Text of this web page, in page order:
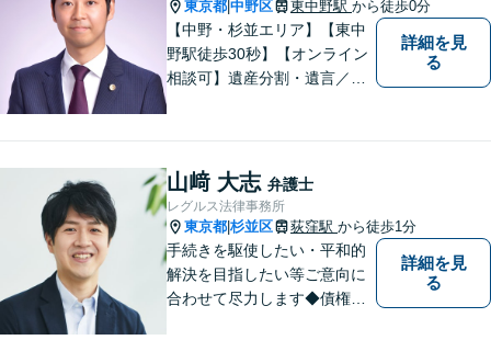
東京都 中野区 東中野駅 から徒歩0分
【中野・杉並エリア】【東中
野駅徒歩30秒】【オンライン
相談可】遺産分割・遺言／不
依頼者様の目線に立ち早期問
題解決に取り組みます。お気
軽にご相談ください【完全個
室】
詳細を見
る
山﨑 大志 弁護士
レグルス法律事務所
東京都 杉並区 荻窪駅 から徒歩1分
手続きを駆使したい・平和的
解決を目指したい等ご意向に
合わせて尽力します◆債権回
詳細を見
る